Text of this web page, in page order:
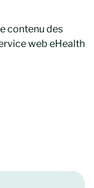
contenu des
web eHealth
médicaux
fenêtre